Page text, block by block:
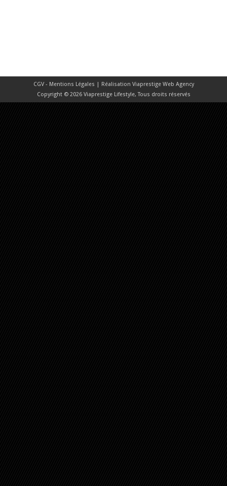
CGV - Mentions Légales | Réalisation Viaprestige Web Agency
Copyright © 2026 Viaprestige Lifestyle, Tous droits réservés